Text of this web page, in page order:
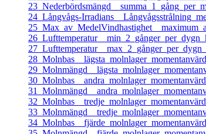
24_Långvågs-